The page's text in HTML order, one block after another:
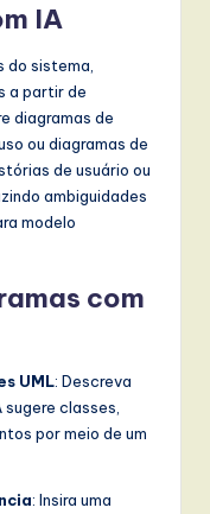
IA
sistema,
a partir de
diagramas de
ou diagramas de
de usuário ou
ambiguidades
modelo
com
UML: Descreva
sugere classes,
por meio de um
: Insira uma